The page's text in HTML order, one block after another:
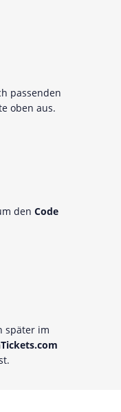
passenden
oben aus.
den Code
später im